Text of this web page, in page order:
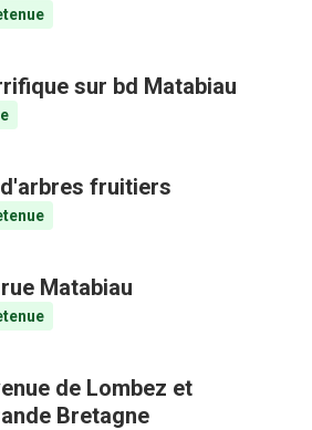
sur bd Matabiau
fruitiers
Matabiau
de Lombez et
Bretagne